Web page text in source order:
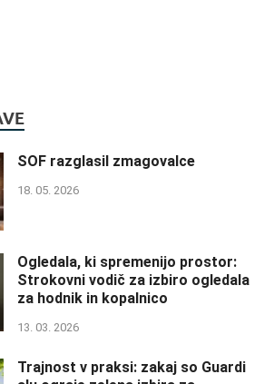
SOF razglasil zmagovalce
18. 05. 2026
Ogledala, ki spremenijo prostor:
Strokovni vodič za izbiro ogledala
za hodnik in kopalnico
13. 03. 2026
Trajnost v praksi: zakaj so Guardi